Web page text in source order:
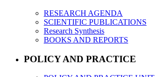
RESEARCH AGENDA
SCIENTIFIC PUBLICATIONS
Research Synthesis
BOOKS AND REPORTS
POLICY AND PRACTICE